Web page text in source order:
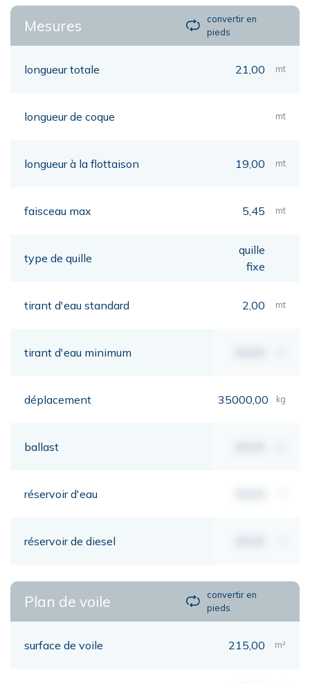
Mesures
convertir en
pieds
longueur totale 21,00 mt
longueur de coque mt
longueur à la flottaison 19,00 mt
faisceau max 5,45 mt
type de quille
quille
fixe
tirant d'eau standard 2,00 mt
tirant d'eau minimum
déplacement 35000,00 kg
ballast
réservoir d'eau
réservoir de diesel
Plan de voile
convertir en
pieds
surface de voile 215,00 m²